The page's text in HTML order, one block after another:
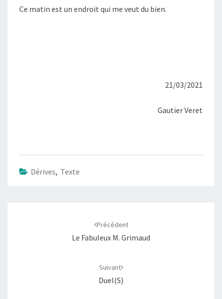
Ce matin est un endroit qui me veut du bien.
21/03/2021
Gautier Veret
Dérives, Texte
Précédent
Le Fabuleux M. Grimaud
Suivant
Duel(s)